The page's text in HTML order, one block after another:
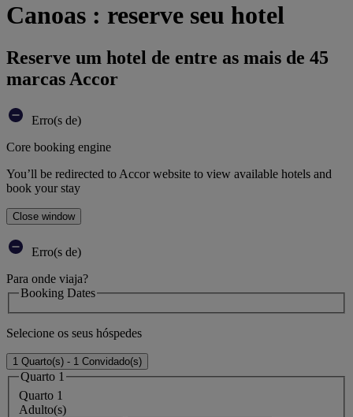
Canoas : reserve seu hotel
Reserve um hotel de entre as mais de 45
marcas Accor
Erro(s de)
Core booking engine
You’ll be redirected to Accor website to view available hotels and
book your stay
Close window
Erro(s de)
Para onde viaja?
Booking Dates
Selecione os seus hóspedes
1 Quarto(s) - 1 Convidado(s)
Quarto 1
Quarto 1
Adulto(s)